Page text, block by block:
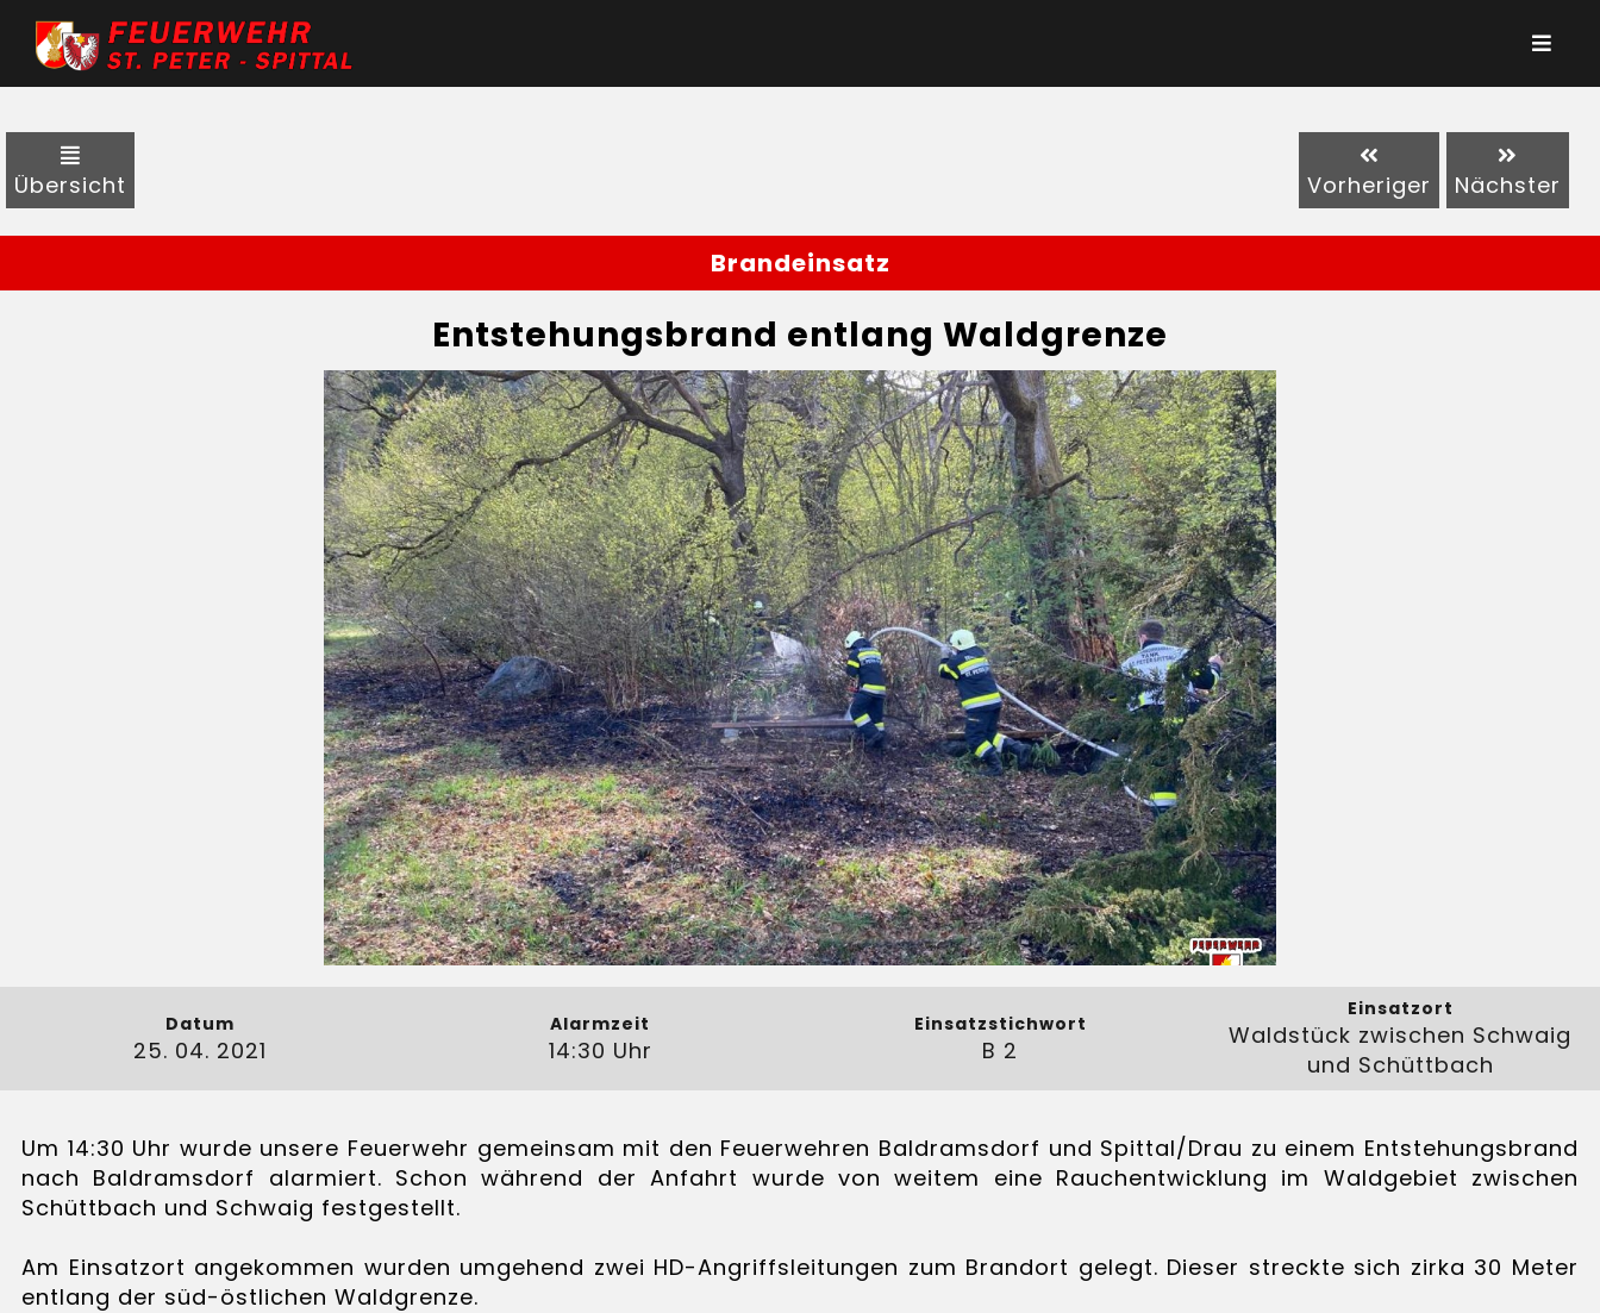
Übersicht Vorheriger Nächster
Brandeinsatz
Entstehungsbrand entlang Waldgrenze
Datum
25. 04. 2021
Alarmzeit
14:30 Uhr
Einsatzstichwort
B 2
Einsatzort
Waldstück zwischen Schwaig
und Schüttbach
Um 14:30 Uhr wurde unsere Feuerwehr gemeinsam mit den Feuerwehren Baldramsdorf und Spittal/Drau zu einem Entstehungsbrand
nach Baldramsdorf alarmiert. Schon während der Anfahrt wurde von weitem eine Rauchentwicklung im Waldgebiet zwischen
Schüttbach und Schwaig festgestellt.
Am Einsatzort angekommen wurden umgehend zwei HD-Angriffsleitungen zum Brandort gelegt. Dieser streckte sich zirka 30 Meter
entlang der süd-östlichen Waldgrenze.